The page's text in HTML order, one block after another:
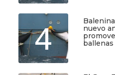
4
nuevo
ballenas
Regístrate y
correo nuestra
de Pequeños
como nuestro
noticias cada mes.